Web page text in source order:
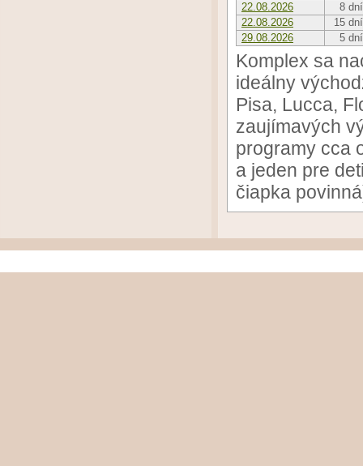
22.08.2026
8 dní
22.08.2026
15 dní
29.08.2026
5 dní
Komplex sa
ideálny
Pisa, Lucca,
zaujímavých
programy cca
a jeden pre
čiapka